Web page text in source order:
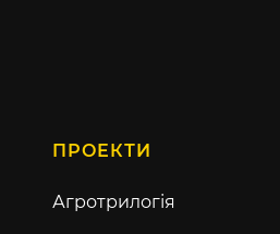
ПРОЕКТИ
Агротрилогія